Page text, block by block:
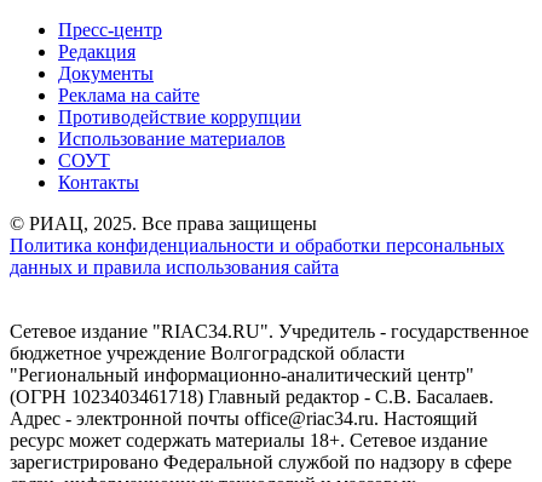
Пресс-центр
Редакция
Документы
Реклама на сайте
Противодействие коррупции
Использование материалов
СОУТ
Контакты
© РИАЦ, 2025. Все права защищены
Политика конфиденциальности и обработки персональных
данных и правила использования сайта
Сетевое издание "RIAC34.RU". Учредитель - государственное
бюджетное учреждение Волгоградской области
"Региональный информационно-аналитический центр"
(ОГРН 1023403461718) Главный редактор - С.В. Басалаев.
Адрес - электронной почты office@riac34.ru. Настоящий
ресурс может содержать материалы 18+. Сетевое издание
зарегистрировано Федеральной службой по надзору в сфере